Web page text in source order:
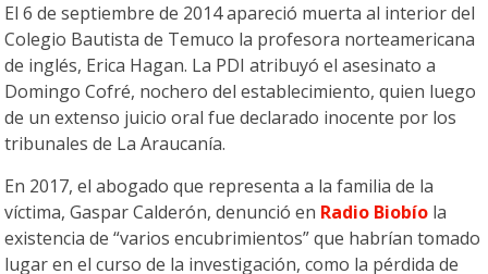
El 6 de septiembre de 2014 apareció muerta al interior del
Colegio Bautista de Temuco la profesora norteamericana
de inglés, Erica Hagan. La PDI atribuyó el asesinato a
Domingo Cofré, nochero del establecimiento, quien luego
de un extenso juicio oral fue declarado inocente por los
tribunales de La Araucanía.
En 2017, el abogado que representa a la familia de la
víctima, Gaspar Calderón, denunció en Radio Biobío la
existencia de “varios encubrimientos” que habrían tomado
lugar en el curso de la investigación, como la pérdida de